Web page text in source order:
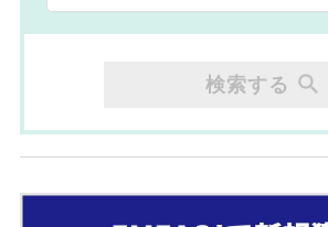
検索する